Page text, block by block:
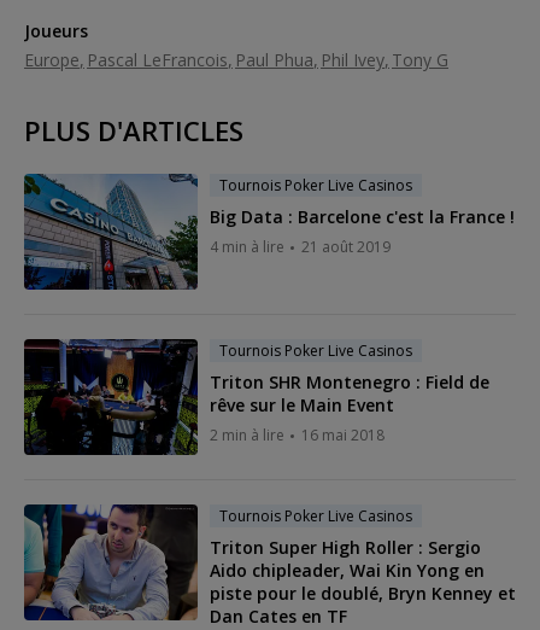
Joueurs
Europe Pascal LeFrancois Paul Phua Phil Ivey Tony G
PLUS D'ARTICLES
Tournois Poker Live Casinos
Big Data : Barcelone c'est la France !
4 min à lire 21 août 2019
Tournois Poker Live Casinos
Triton SHR Montenegro : Field de
rêve sur le Main Event
2 min à lire 16 mai 2018
Tournois Poker Live Casinos
Triton Super High Roller : Sergio
Aido chipleader, Wai Kin Yong en
piste pour le doublé, Bryn Kenney et
Dan Cates en TF